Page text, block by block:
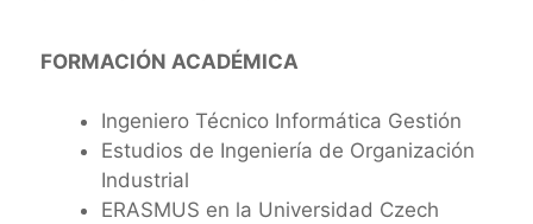
FORMACIÓN ACADÉMICA
Ingeniero Técnico Informática Gestión
Estudios de Ingeniería de Organización
Industrial
ERASMUS en la Universidad Czech